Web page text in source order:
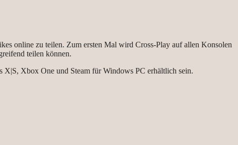
online zu teilen. Zum ersten Mal wird Cross-Play auf allen Konsolen
teilen können.
Xbox One und Steam für Windows PC erhältlich sein.